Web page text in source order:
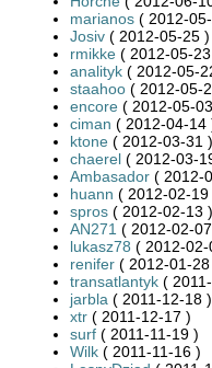
marianos ( 2012-
Josiv ( 2012-05-25 )
rmikke ( 2012-05-
analityk ( 2012-05-
staahoo ( 2012-05-
encore ( 2012-05-
ciman ( 2012-04-14
ktone ( 2012-03-31 )
chaerel ( 2012-03-
Ambasador ( 2012-
huann ( 2012-02-19
spros ( 2012-02-13 )
AN271 ( 2012-02-
lukasz78 ( 2012-02-
renifer ( 2012-01-28
transatlantyk (
jarbla ( 2011-12-18 )
xtr ( 2011-12-17 )
surf ( 2011-11-19 )
Wilk ( 2011-11-16 )